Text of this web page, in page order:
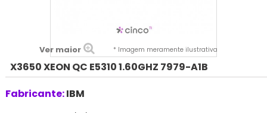
Ver maior * Imagem meramente ilustrativa
X3650 XEON QC E5310 1.60GHZ 7979-A1B
Fabricante:IBM